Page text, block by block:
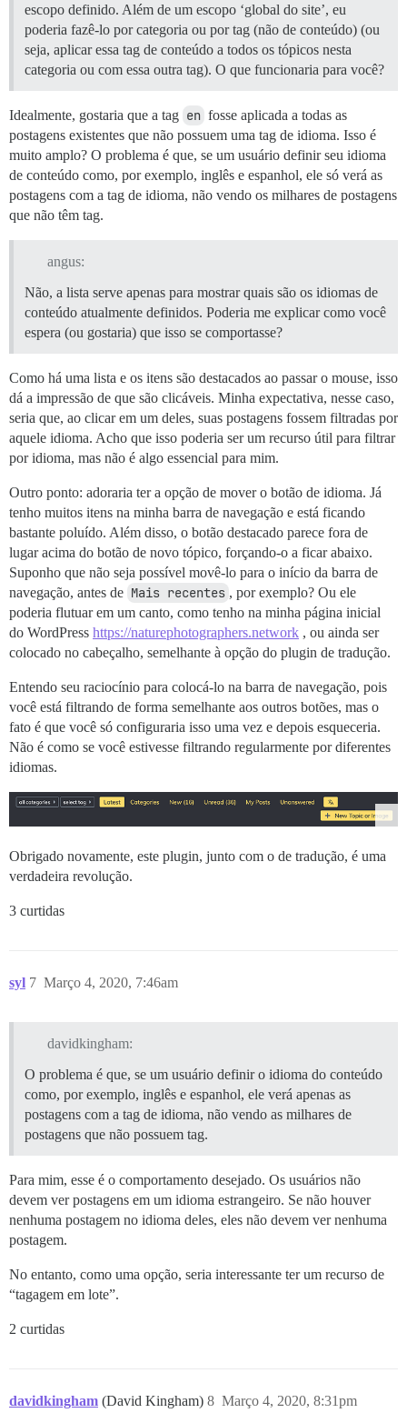
escopo definido. Além de um escopo ‘global do site’, eu
poderia fazê-lo por categoria ou por tag (não de conteúdo) (ou
seja, aplicar essa tag de conteúdo a todos os tópicos nesta
categoria ou com essa outra tag). O que funcionaria para você?
Idealmente, gostaria que a tag en fosse aplicada a todas as
postagens existentes que não possuem uma tag de idioma. Isso é
muito amplo? O problema é que, se um usuário definir seu idioma
de conteúdo como, por exemplo, inglês e espanhol, ele só verá as
postagens com a tag de idioma, não vendo os milhares de postagens
que não têm tag.
angus:
Não, a lista serve apenas para mostrar quais são os idiomas de
conteúdo atualmente definidos. Poderia me explicar como você
espera (ou gostaria) que isso se comportasse?
Como há uma lista e os itens são destacados ao passar o mouse, isso
dá a impressão de que são clicáveis. Minha expectativa, nesse caso,
seria que, ao clicar em um deles, suas postagens fossem filtradas por
aquele idioma. Acho que isso poderia ser um recurso útil para filtrar
por idioma, mas não é algo essencial para mim.
Outro ponto: adoraria ter a opção de mover o botão de idioma. Já
tenho muitos itens na minha barra de navegação e está ficando
bastante poluído. Além disso, o botão destacado parece fora de
lugar acima do botão de novo tópico, forçando-o a ficar abaixo.
Suponho que não seja possível movê-lo para o início da barra de
navegação, antes de Mais recentes , por exemplo? Ou ele
poderia flutuar em um canto, como tenho na minha página inicial
do WordPress https://naturephotographers.network , ou ainda ser
colocado no cabeçalho, semelhante à opção do plugin de tradução.
Entendo seu raciocínio para colocá-lo na barra de navegação, pois
você está filtrando de forma semelhante aos outros botões, mas o
fato é que você só configuraria isso uma vez e depois esqueceria.
Não é como se você estivesse filtrando regularmente por diferentes
idiomas.
Obrigado novamente, este plugin, junto com o de tradução, é uma
verdadeira revolução.
3 curtidas
syl Março 4, 2020, 7:46am
7
davidkingham:
O problema é que, se um usuário definir o idioma do conteúdo
como, por exemplo, inglês e espanhol, ele verá apenas as
postagens com a tag de idioma, não vendo as milhares de
postagens que não possuem tag.
Para mim, esse é o comportamento desejado. Os usuários não
devem ver postagens em um idioma estrangeiro. Se não houver
nenhuma postagem no idioma deles, eles não devem ver nenhuma
postagem.
No entanto, como uma opção, seria interessante ter um recurso de
“tagagem em lote”.
2 curtidas
davidkingham (David Kingham) Março 4, 2020, 8:31pm
8